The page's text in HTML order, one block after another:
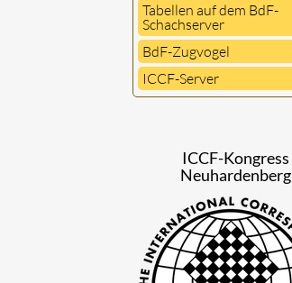
Tabellen auf dem BdF-
Schachserver
BdF-Zugvogel
ICCF-Server
ICCF-Kongress
Neuhardenberg